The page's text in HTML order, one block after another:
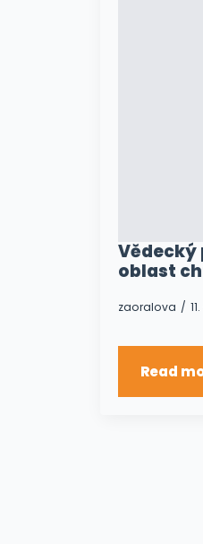
Vědecký
oblast
zaoralova
Read